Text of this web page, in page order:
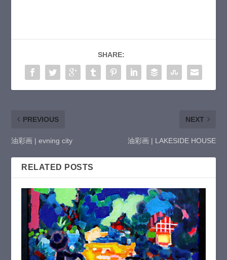
SHARE:
PREVIOUS
油彩画 | evning city
NEXT
油彩画 | LAKESIDE HOUSE
RELATED POSTS